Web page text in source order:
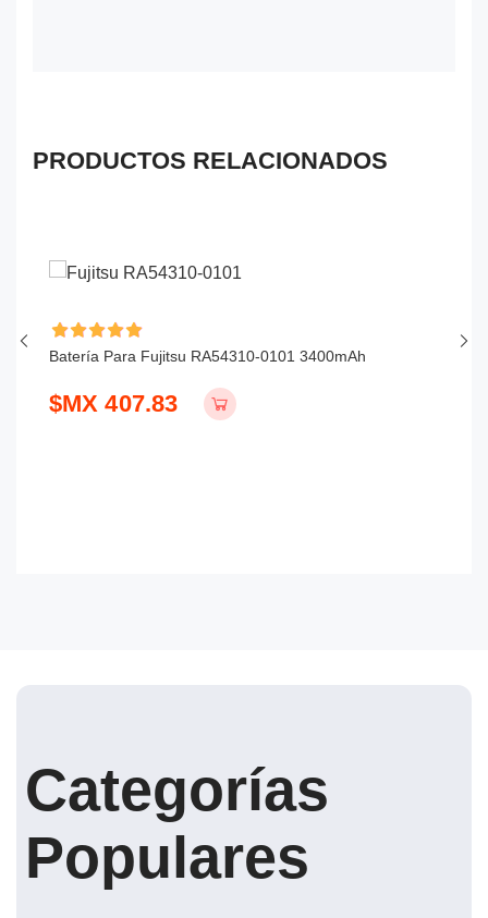
PRODUCTOS RELACIONADOS
Batería Para Fujitsu RA54310-0101 3400mAh
$MX 407.83
Categorías
Populares